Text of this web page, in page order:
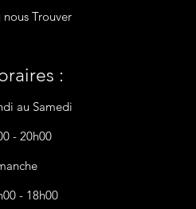
nous Trouver
:
au Samedi
- 20h00
- 18h00